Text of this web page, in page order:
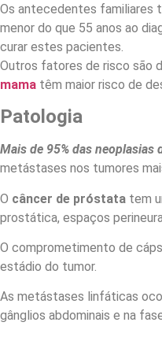
Os antecedentes familiares
menor do que 55 anos ao
curar estes pacientes.
Outros fatores de risco são
mama têm maior risco de
Patologia
Mais de 95% das neoplasias
metástases nos tumores
O câncer de próstata tem
prostática, espaços
O comprometimento de
estádio do tumor.
As metástases linfáticas
gânglios abdominais e na